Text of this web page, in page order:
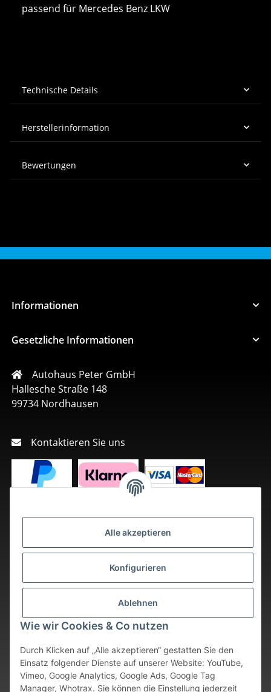
Alle akzeptieren
Konfigurieren
Ablehnen
Wie wir Cookies & Co nutzen
Durch Klicken auf „Alle akzeptieren“ gestatten Sie den
Einsatz folgender Dienste auf unserer Website: YouTube,
Vimeo, Google Analytics, Google Ads, Google Tag
Manager, Whotrax. Sie können die Einstellung jederzeit
passend für Mercedes Benz LKW
Technische Details
Herstellerinformation
Bewertungen
Informationen
Gesetzliche Informationen
Autohaus Peter GmbH
Hallesche Straße 148
99734 Nordhausen
Kontaktieren Sie uns
Vertrag widerrufen